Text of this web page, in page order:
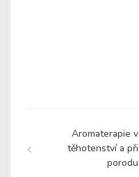
Aromaterapie v
těhotenství a při
porodu